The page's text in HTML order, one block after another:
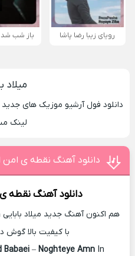
رویای زیبا رضا پاشا باز شب شد
میلاد
دانلود فول آرشیو موزیک های جدید
لینک
دانلود آهنگ نقطه ی امن
دانلود آهنگنقطه
هم اکنون آهنگ جدید میلاد
با کیفیت بالا گوش
Babaei – Noghteye Amn In